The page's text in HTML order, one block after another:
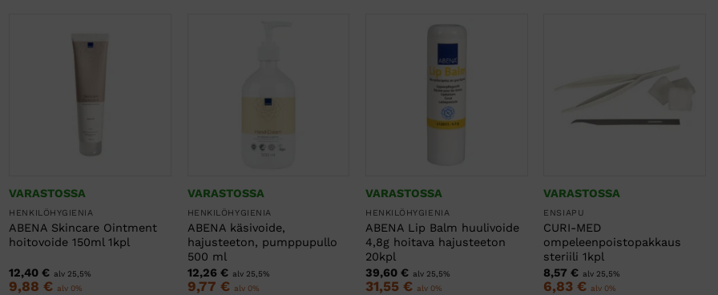
VARASTOSSA
HENKILÖHYGIENIA
ABENA Skincare Ointment
hoitovoide 150ml 1kpl
12,40€ alv 25,5%
9,88€ alv 0%
VARASTOSSA
HENKILÖHYGIENIA
ABENA käsivoide,
hajusteeton, pumppupullo
500 ml
12,26 € alv 25,5%
9,77 € alv 0%
VARASTOSSA
HENKILÖHYGIENIA
ABENA Lip Balm huulivoide
4,8g hoitava hajusteeton
20kpl
39,60€ alv 25,5%
31,55€ alv 0%
VARASTOSSA
ENSIAPU
CURI-MED
ompeleenpoistopakkaus
steriili 1kpl
8,57€ alv 25,5%
6,83€ alv 0%